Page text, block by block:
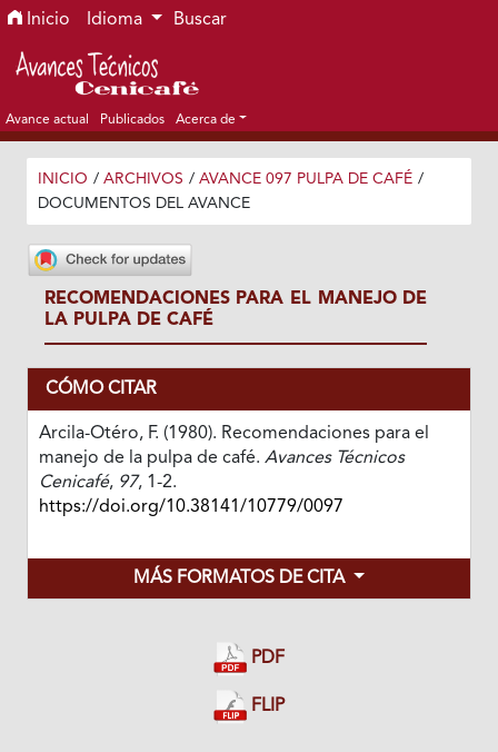
Ir al menú de navegación principal
Ir al contenido principal
Ir al pie de página del sitio
Inicio Idioma Buscar
Avance actual Publicados Acerca de
INICIO / ARCHIVOS / AVANCE 097 PULPA DE CAFÉ /
DOCUMENTOS DEL AVANCE
RECOMENDACIONES PARA EL MANEJO DE
LA PULPA DE CAFÉ
CÓMO CITAR
Arcila-Otéro, F. (1980). Recomendaciones para el
manejo de la pulpa de café. Avances Técnicos
Cenicafé, 97, 1-2.
https://doi.org/10.38141/10779/0097
MÁS FORMATOS DE CITA
PDF
FLIP